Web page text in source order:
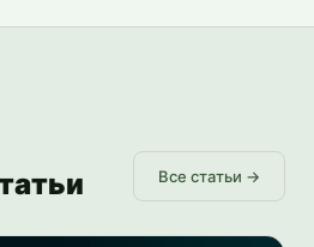
Все статьи →